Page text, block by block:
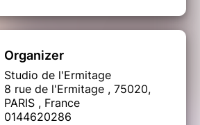
Organizer
Studio de l'Ermitage
8 rue de l'Ermitage , 75020,
PARIS , France
0144620286